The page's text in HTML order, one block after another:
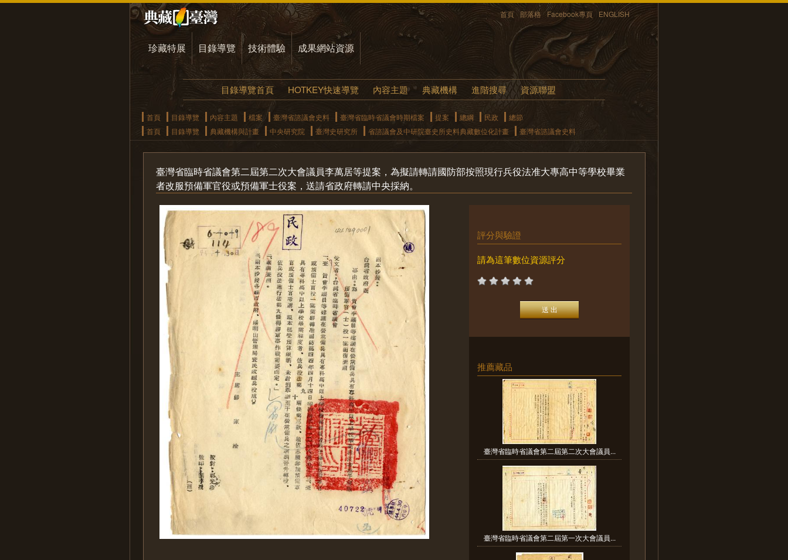
首頁 部落格 Facebook專頁 ENGLISH
珍藏特展 目錄導覽 技術體驗 成果網站資源
目錄導覽首頁 HOTKEY快速導覽 內容主題 典藏機構 進階搜尋 資源聯盟
首頁 目錄導覽 內容主題 檔案 臺灣省諮議會史料 臺灣省臨時省議會時期檔案 提案 總綱 民政
總節
首頁
目錄導覽 典藏機構與計畫 中央研究院 臺灣史研究所 省諮議會及中研院臺史所史料典藏數位化計畫 臺灣省諮議會史料
臺灣省臨時省議會第二屆第二次大會議員李萬居等提案，為擬請轉請國防部按照現行兵役法准大專高中等學校畢業
者改服預備軍官役或預備軍士役案，送請省政府轉請中央採納。
評分與驗證
請為這筆數位資源評分
推薦藏品
臺灣省臨時省議會第二屆第二次大會議員...
臺灣省臨時省議會第二屆第一次大會議員...